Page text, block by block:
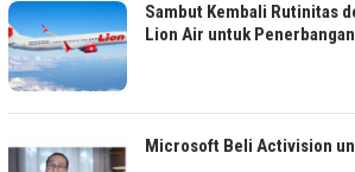
Sambut Kembali Rutinitas
Lion Air untuk
Microsoft Beli Activision